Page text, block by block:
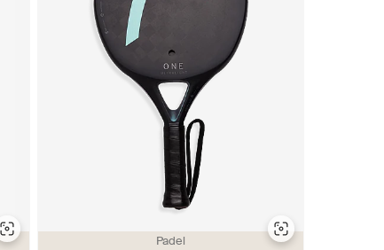
Padel